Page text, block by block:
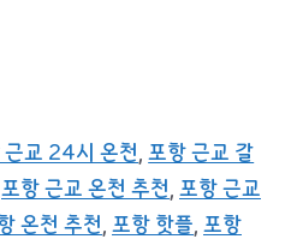
근교 24시 온천,포항 근교 갈
포항 근교 온천 추천, 포항 근교
온천 추천, 포항 핫플, 포항